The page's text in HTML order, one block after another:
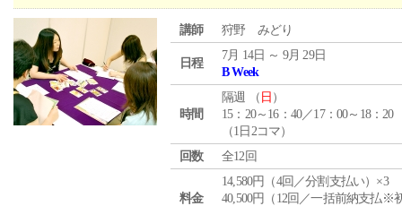
講師 狩野 みどり
日程
7月 14日 ～ 9月 29日
B Week
時間
隔週 （ 日 ）
15：20～16：40／17：00～18：20
（1日2コマ）
回数
全12回
料金
14,580円（4回／分割支払い）×3
40,500円（12回／一括前納支払※